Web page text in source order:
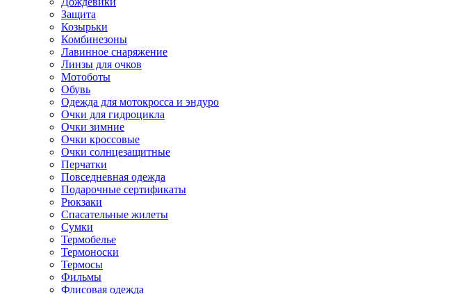
Защита
Козырьки
Комбинезоны
Лавинное снаряжение
Линзы для очков
Мотоботы
Обувь
Одежда для мотокросса и эндуро
Очки для гидроцикла
Очки зимние
Очки кроссовые
Очки солнцезащитные
Перчатки
Повседневная одежда
Подарочные сертификаты
Рюкзаки
Спасательные жилеты
Сумки
Термобелье
Термоноски
Термосы
Фильмы
Флисовая одежда